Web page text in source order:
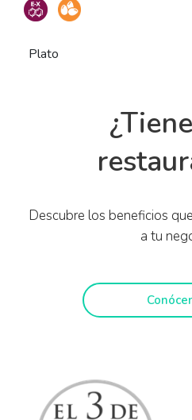
Plato
Descubre los beneficios
a tu